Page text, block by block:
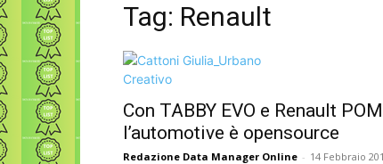
Tag: Renault
Con TABBY EVO e Renault POM
l’automotive è opensource
Redazione Data Manager Online - 14 Febbraio